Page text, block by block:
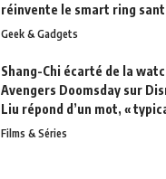
réinvente le smart ring
Geek & Gadgets
Shang-Chi écarté de la
Avengers Doomsday sur
Liu répond d’un mot, «
Films & Séries